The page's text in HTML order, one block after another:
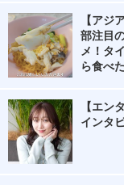
【アジ
部注目
メ！タ
ら食べ
【エン
インタ